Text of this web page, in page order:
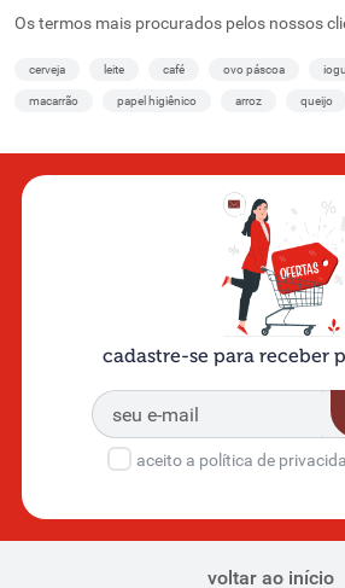
Os termos mais procurados pelos nossos
cerveja leite café ovo páscoa
macarrão papel higiênico arroz queijo
cadastre-se para receber
aceito a política de
voltar ao início